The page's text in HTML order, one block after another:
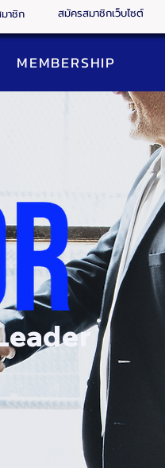
มาชิก สมัครสมาชิกเว็บไซต์
MEMBERSHIP